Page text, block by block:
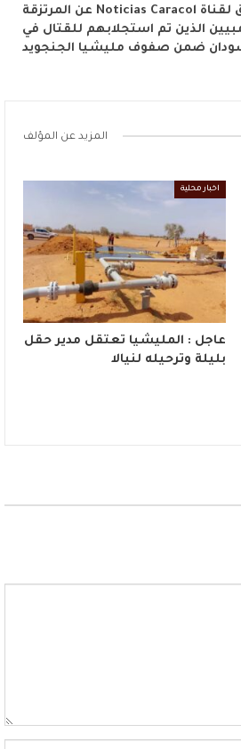
أخطر تحقيق لقناة Noticias Caracol عن المرتزقة
الذين تم استجلابهم للقتال في
ضمن صفوف مليشيا الجنجويد
المزيد عن المؤلف
اخبار محلية
عاجل : المليشيا تعتقل مدير حقل
بليلة وترحيله لنيالا